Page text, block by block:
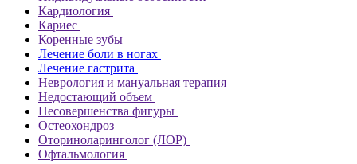
Кардиология
Кариес
Коренные зубы
Лечение боли в ногах
Лечение гастрита
Неврология и мануальная терапия
Недостающий объем
Несовершенства фигуры
Остеохондроз
Оториноларинголог (ЛОР)
Офтальмология